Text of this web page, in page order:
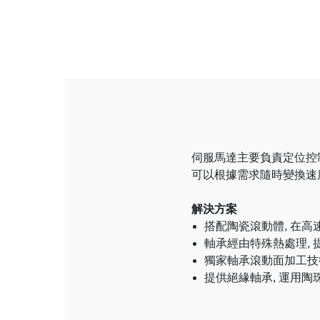
伺服馬達主要負責定位
可以根據需求隨時變換
解決方案
搭配陶瓷滾動體, 在高
軸承經由特殊熱處理,
獨家軸承滾動面加工
提供絕緣軸承, 運用陶